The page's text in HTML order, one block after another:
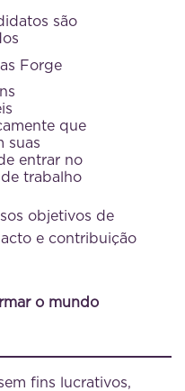
são
Forge
que
suas
entrar no
trabalho
objetivos de
e contribuição
o mundo
fins lucrativos,